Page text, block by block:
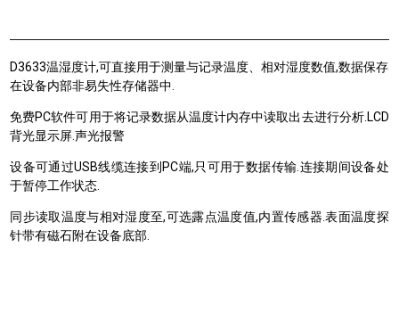
D3633温湿度计,可直接用于测量与记录温度、相对湿度数值,数据保存
在设备内部非易失性存储器中.
免费PC软件可用于将记录数据从温度计内存中读取出去进行分析.LCD
背光显示屏.声光报警
设备可通过USB线缆连接到PC端,只可用于数据传输.连接期间设备处
于暂停工作状态.
同步读取温度与相对湿度至,可选露点温度值,内置传感器.表面温度探
针带有磁石附在设备底部.